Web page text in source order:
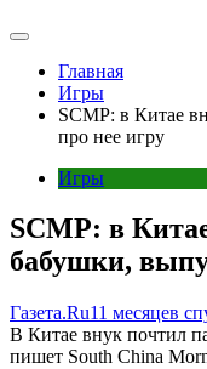
Главная
Игры
SCMP: в Китае
про нее игру
Игры
SCMP: в
бабушки,
Газета.Ru11 месяцев
В Китае внук почтил
пишет South China